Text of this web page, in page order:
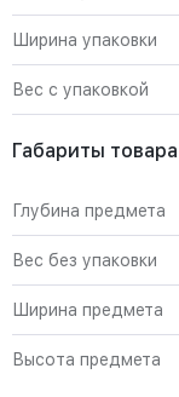
Ширина упаковки
Вес с упаковкой
Габариты товара
Глубина предмета
Вес без упаковки
Ширина предмета
Высота предмета